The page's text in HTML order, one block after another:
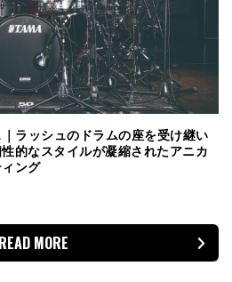
ラッシュのドラムの座を受け継い
的なスタイルが凝縮されたアニカ
ング
READ MORE